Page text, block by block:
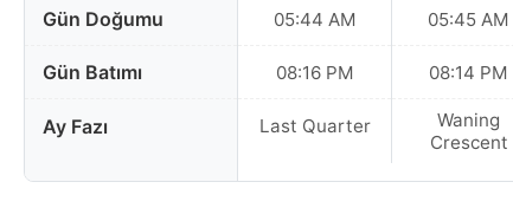
Gün Doğumu
Gün Batımı
Ay Fazı
05:44 AM
08:16 PM
Last Quarter
05:45 AM
08:14 PM
Waning
Crescent